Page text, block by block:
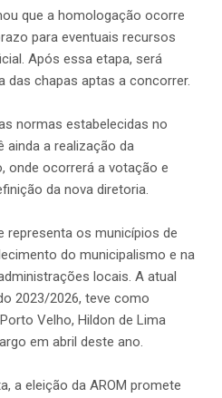
que a homologação ocorre
para eventuais recursos
Após essa etapa, será
das chapas aptas a concorrer.
normas estabelecidas no
ainda a realização da
onde ocorrerá a votação e
da nova diretoria.
representa os municípios de
do municipalismo e na
locais. A atual
2023/2026, teve como
Velho, Hildon de Lima
em abril deste ano.
a eleição da AROM promete